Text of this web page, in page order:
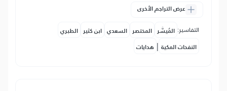
عرض التراجم الأخرى
التفاسير: المُيسَّر المختصر السعدي ابن كثير الطبري
النفحات المكية | هدايات